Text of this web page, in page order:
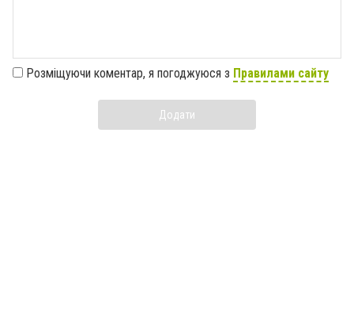
Розміщуючи коментар, я погоджуюся з Правилами сайту
Додати